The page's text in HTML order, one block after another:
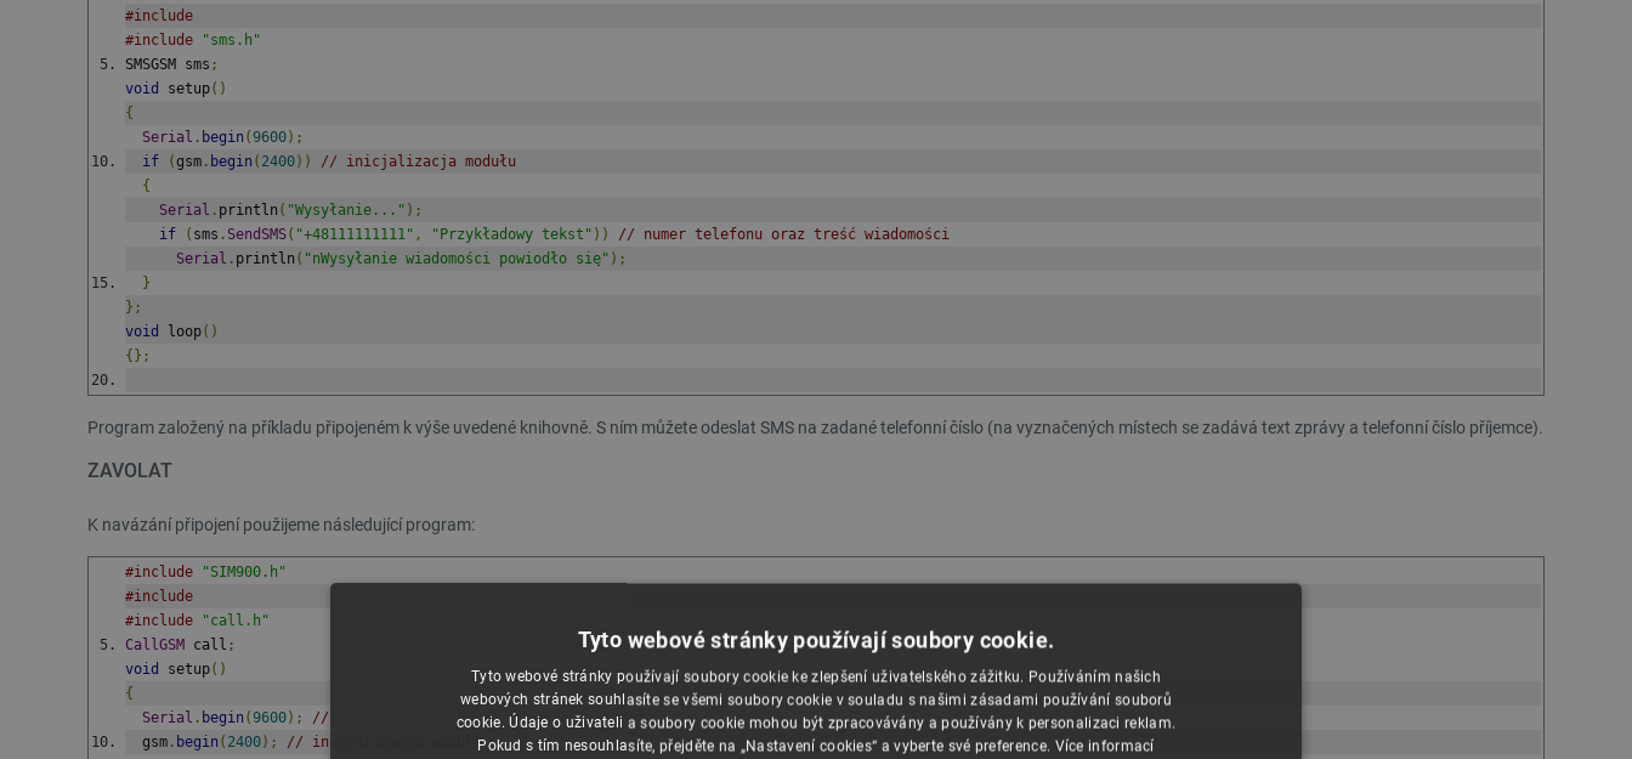
#include
#include
"sms.h"
SMSGSM sms ;
void
setup()
{
Serial . begin (9600);
if
(gsm . begin ( 2400))
// inicjalizacja modułu
{
Serial . println ( "Wysyłanie..." );
if
( sms . SendSMS( "+48111111111" , "Przykładowy tekst" ))
// numer telefonu oraz treść wiadomości
Serial . println ( "nWysyłanie wiadomości powiodło się" );
}
};
void
loop()
{};
Program založený na příkladu připojeném k výše uvedené knihovně. S ním můžete odeslat SMS na zadané telefonní číslo (na vyznačených místech se zadává text zprávy a telefonní číslo příjemce).
ZAVOLAT
K navázání připojení použijeme následující program:
#include
"SIM900.h"
#include
#include
"call.h"
CallGSM call ;
void
setup()
{
Serial . begin (9600);
//
  gsm
. begin ( 2400);
// inicjalizacja modułu
Tyto webové stránky používají soubory cookie.
Tyto webové stránky používají soubory cookie ke zlepšení uživatelského zážitku. Používáním našich
webových stránek souhlasíte se všemi soubory cookie v souladu s našimi zásadami používání souborů
cookie. Údaje o uživateli a soubory cookie mohou být zpracovávány a používány k personalizaci reklam.
Pokud s tím nesouhlasíte, přejděte na „Nastavení cookies“ a vyberte své preference. Více informací